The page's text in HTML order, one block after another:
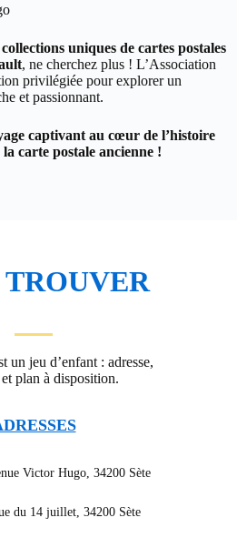
collections uniques de cartes postales
, ne cherchez plus ! L’Association
privilégiée pour explorer un
et passionnant.
captivant au cœur de l’histoire
carte postale ancienne !
TROUVER
un jeu d’enfant : adresse,
plan à disposition.
Victor Hugo, 34200 Sète
du 14 juillet, 34200 Sète